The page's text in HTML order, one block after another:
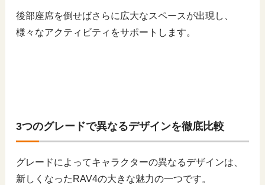
後部座席を倒せばさらに広大なスペースが出現し、
様々なアクティビティをサポートします。
3つのグレードで異なるデザインを徹底比較
グレードによってキャラクターの異なるデザインは、
新しくなったRAV4の大きな魅力の一つです。